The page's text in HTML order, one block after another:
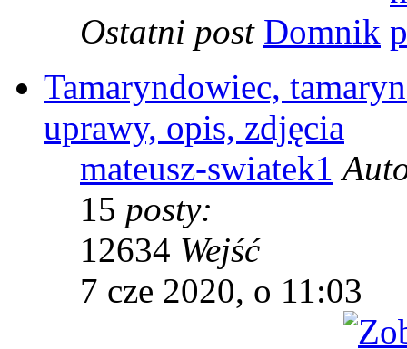
Ostatni post Domnik
Tamaryndowiec,
uprawy, opis, zdjęcia
mateusz-swiatek1
15 posty:
12634 Wejść
7 cze 2020, o 11:03